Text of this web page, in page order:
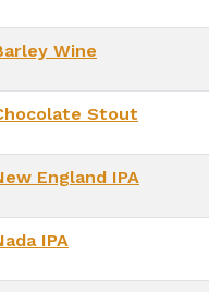
Wine
Stout
England IPA
IPA